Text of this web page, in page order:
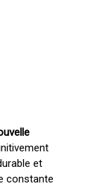
et
constante